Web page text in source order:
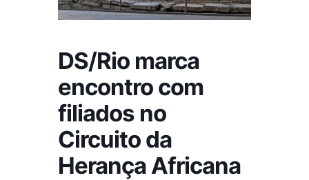
Informativos
DS/Rio marca
encontro com
filiados no
Circuito da
Herança Africana